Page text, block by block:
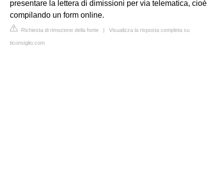
presentare la lettera di dimissioni per via telematica, cioè
compilando un form online.
Richiesta di rimozione della fonte | Visualizza la risposta completa su
ticonsiglio.com